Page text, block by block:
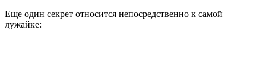
Еще один секрет относится непосредственно к самой
лужайке: